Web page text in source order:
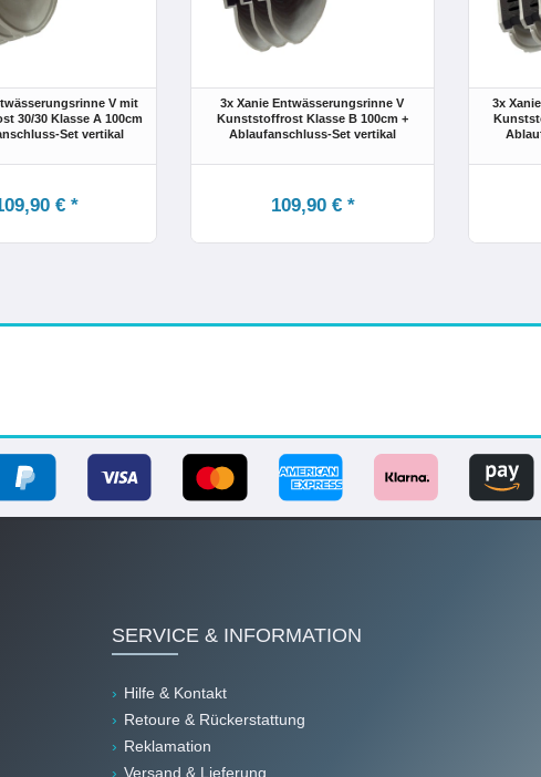
V mit
30/30 Klasse A 100cm
Set vertikal
€ *
3x Xanie Entwässerungsrinne V
Kunststoffrost Klasse B 100cm +
Ablaufanschluss-Set vertikal
109,90 € *
3x
SERVICE & INFORMATION
Hilfe & Kontakt
Retoure & Rückerstattung
Reklamation
Versand & Lieferung